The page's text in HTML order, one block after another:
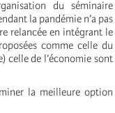
du séminaire
la pandémie n’a pas
relancée en intégrant le
comme celle du
celle de l’économie sont
la meilleure option